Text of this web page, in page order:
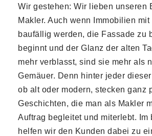
Wir gestehen: Wir lieben unseren
Makler. Auch wenn Immobilien mit
baufällig werden, die Fassade zu
beginnt und der Glanz der alten
mehr verblasst, sind sie mehr als
Gemäuer. Denn hinter jeder dieser
ob alt oder modern, stecken ganz
Geschichten, die man als Makler
Auftrag begleitet und miterlebt. Im
helfen wir den Kunden dabei zu